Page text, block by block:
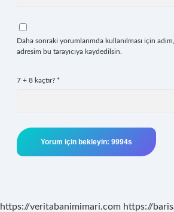
Daha sonraki yorumlarımda kullanılması için
adresim bu tarayıcıya kaydedilsin.
7 + 8 kaçtır? *
https://veritabanimimari.com https://